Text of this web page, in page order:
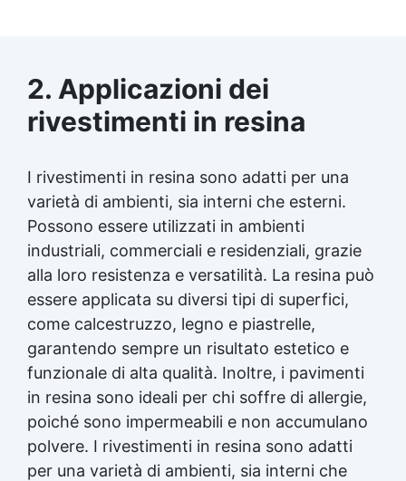
2. Applicazioni dei
rivestimenti in resina
I rivestimenti in resina sono adatti per una
varietà di ambienti, sia interni che esterni.
Possono essere utilizzati in ambienti
industriali, commerciali e residenziali, grazie
alla loro resistenza e versatilità. La resina può
essere applicata su diversi tipi di superfici,
come calcestruzzo, legno e piastrelle,
garantendo sempre un risultato estetico e
funzionale di alta qualità. Inoltre, i pavimenti
in resina sono ideali per chi soffre di allergie,
poiché sono impermeabili e non accumulano
polvere. I rivestimenti in resina sono adatti
per una varietà di ambienti, sia interni che